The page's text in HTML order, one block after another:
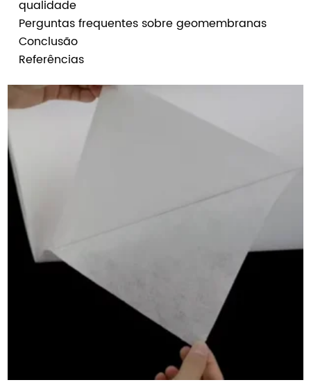
qualidade
Perguntas frequentes sobre geomembranas
Conclusão
Referências